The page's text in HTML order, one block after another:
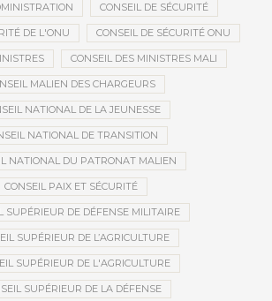
CONSEIL DE SÉCURITÉ
DE L'ONU CONSEIL DE SÉCURITÉ ONU
CONSEIL DES MINISTRES MALI
MALIEN DES CHARGEURS
NATIONAL DE LA JEUNESSE
NATIONAL DE TRANSITION
NATIONAL DU PATRONAT MALIEN
CONSEIL PAIX ET SÉCURITÉ
SUPÉRIEUR DE DÉFENSE MILITAIRE
SUPÉRIEUR DE L’AGRICULTURE
SUPÉRIEUR DE L'AGRICULTURE
SUPÉRIEUR DE LA DÉFENSE